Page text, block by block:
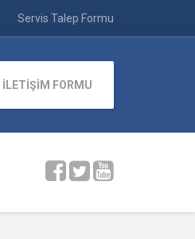
Servis Talep Formu
İLETİŞİM FORMU